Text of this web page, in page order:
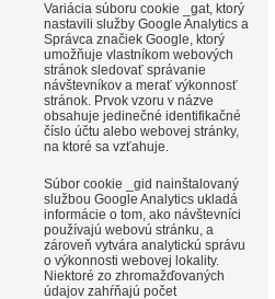
Variácia súboru cookie _gat, ktorý
nastavili služby Google Analytics a
Správca značiek Google, ktorý
umožňuje vlastníkom webových
stránok sledovať správanie
návštevníkov a merať výkonnosť
stránok. Prvok vzoru v názve
obsahuje jedinečné identifikačné
číslo účtu alebo webovej stránky,
na ktoré sa vzťahuje.
Súbor cookie _gid nainštalovaný
službou Google Analytics ukladá
informácie o tom, ako návštevníci
používajú webovú stránku, a
zároveň vytvára analytickú správu
o výkonnosti webovej lokality.
Niektoré zo zhromažďovaných
údajov zahŕňajú počet